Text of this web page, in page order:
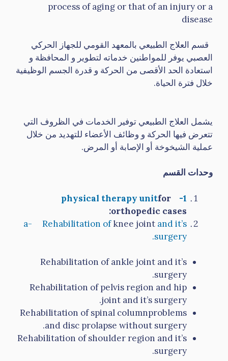
process of aging or that of an injury or a
disease
قسم العلاج الطبيعي بالمعهد القومي للجهاز الحركي
العصبي يوفر للمواطنين خدماته لتطوير و المحافظة و
استعادة الحد الأقصى من الحركة و قدرة الجسم الوظيفية
خلال فترة الحياة.
يشمل العلاج الطبيعي توفير الخدمات في الظروف التي
تتعرض فيها الحركة و وظائف الأعضاء للتهديد من خلال
عملية الشيخوخة أو الإصابة أو المرض.
وحدات القسم
1-
physical therapy unitfor
orthopedic cases
:
a- Rehabilitation ofknee joint and it’s
surgery.
Rehabilitation of ankle joint and it’s
surgery.
Rehabilitation of pelvis region and hip
joint and it’s surgery.
Rehabilitation of spinal columnproblems
and disc prolapse without surgery.
Rehabilitation of shoulder region and it’s
surgery.